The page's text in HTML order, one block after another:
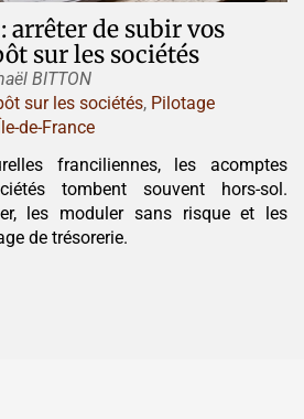
arrêter de subir vos
sur les sociétés
BITTON
sur les sociétés, Pilotage
de-France
franciliennes, les acomptes
tombent souvent hors-sol.
les moduler sans risque et les
de trésorerie.